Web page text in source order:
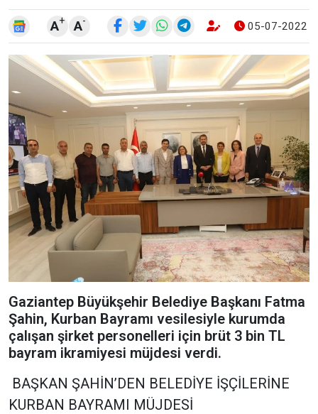
A+ A- 05-07-2022
Gaziantep Büyükşehir Belediye Başkanı Fatma
Şahin, Kurban Bayramı vesilesiyle kurumda
çalışan şirket personelleri için brüt 3 bin TL
bayram ikramiyesi müjdesi verdi.
BAŞKAN ŞAHİN’DEN BELEDİYE İŞÇİLERİNE
KURBAN BAYRAMI MÜJDESİ